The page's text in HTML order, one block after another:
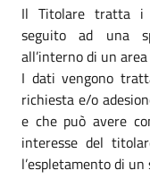
Il Titolare tratta i
seguito ad una
all’interno di un
I dati vengono
richiesta e/o
e che può avere
interesse del
l’espletamento di